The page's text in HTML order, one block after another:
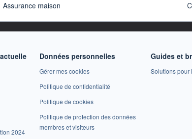
Assurance maison
2024
Données personnelles
Gérer mes cookies
Politique de confidentialité
Politique de cookies
Politique de protection des données
membres et visiteurs
Guides et
Solutions pour